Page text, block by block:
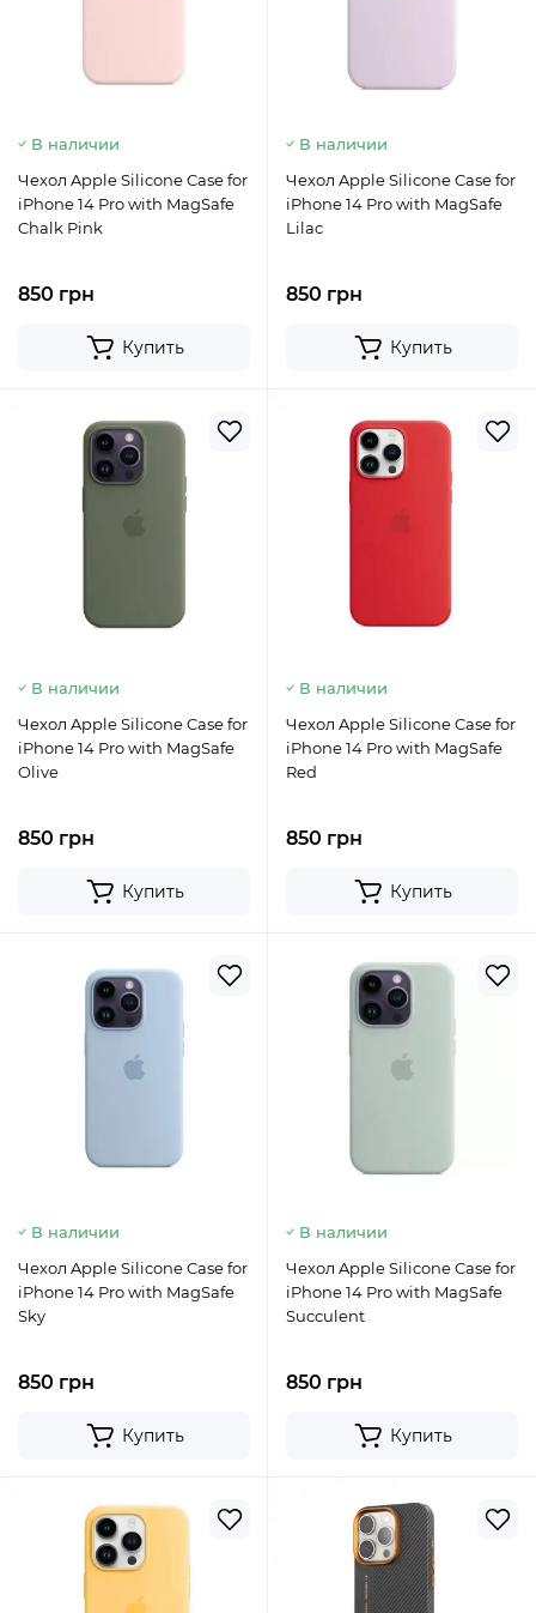
В наличии
Чехол Apple Silicone Case for
iPhone 14 Pro with MagSafe
Chalk Pink
850 грн
Купить
В наличии
Чехол Apple Silicone Case for
iPhone 14 Pro with MagSafe
Lilac
850 грн
Купить
В наличии
Чехол Apple Silicone Case for
iPhone 14 Pro with MagSafe
Olive
850 грн
Купить
В наличии
Чехол Apple Silicone Case for
iPhone 14 Pro with MagSafe
Red
850 грн
Купить
В наличии
Чехол Apple Silicone Case for
iPhone 14 Pro with MagSafe
Sky
850 грн
Купить
В наличии
Чехол Apple Silicone Case for
iPhone 14 Pro with MagSafe
Succulent
850 грн
Купить